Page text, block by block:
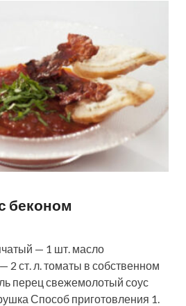
беконом
— 1 шт. масло
2 ст. л. томаты в собственном
перец свежемолотый соус
Способ приготовления 1.